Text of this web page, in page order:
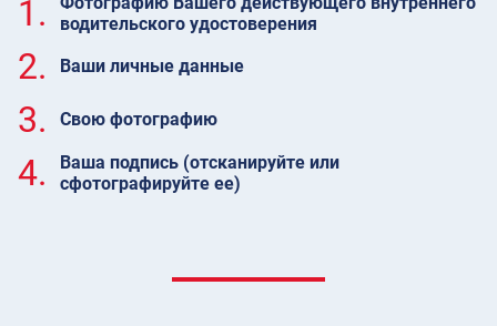
1.
водительского удостоверения
2. Ваши личные данные
3. Свою фотографию
4.
Ваша подпись (отсканируйте или
сфотографируйте ее)